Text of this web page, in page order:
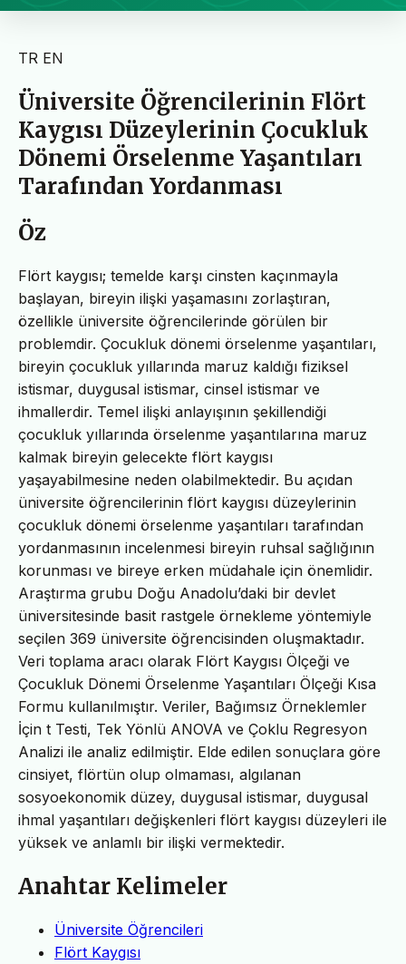
TR EN
Üniversite Öğrencilerinin Flört
Kaygısı Düzeylerinin Çocukluk
Dönemi Örselenme Yaşantıları
Tarafından Yordanması
Öz
Flört kaygısı; temelde karşı cinsten kaçınmayla
başlayan, bireyin ilişki yaşamasını zorlaştıran,
özellikle üniversite öğrencilerinde görülen bir
problemdir. Çocukluk dönemi örselenme yaşantıları,
bireyin çocukluk yıllarında maruz kaldığı fiziksel
istismar, duygusal istismar, cinsel istismar ve
ihmallerdir. Temel ilişki anlayışının şekillendiği
çocukluk yıllarında örselenme yaşantılarına maruz
kalmak bireyin gelecekte flört kaygısı
yaşayabilmesine neden olabilmektedir. Bu açıdan
üniversite öğrencilerinin flört kaygısı düzeylerinin
çocukluk dönemi örselenme yaşantıları tarafından
yordanmasının incelenmesi bireyin ruhsal sağlığının
korunması ve bireye erken müdahale için önemlidir.
Araştırma grubu Doğu Anadolu’daki bir devlet
üniversitesinde basit rastgele örnekleme yöntemiyle
seçilen 369 üniversite öğrencisinden oluşmaktadır.
Veri toplama aracı olarak Flört Kaygısı Ölçeği ve
Çocukluk Dönemi Örselenme Yaşantıları Ölçeği Kısa
Formu kullanılmıştır. Veriler, Bağımsız Örneklemler
İçin t Testi, Tek Yönlü ANOVA ve Çoklu Regresyon
Analizi ile analiz edilmiştir. Elde edilen sonuçlara göre
cinsiyet, flörtün olup olmaması, algılanan
sosyoekonomik düzey, duygusal istismar, duygusal
ihmal yaşantıları değişkenleri flört kaygısı düzeyleri ile
yüksek ve anlamlı bir ilişki vermektedir.
Anahtar Kelimeler
Üniversite Öğrencileri
Flört Kaygısı